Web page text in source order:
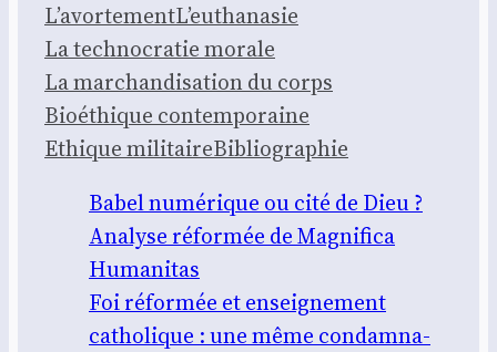
L’avortementL’euthanasie
La tech­no­cra­tie morale
La mar­chan­di­sa­tion du corps
Bioé­thique contem­po­raine
Ethique mili­taireBiblio­gra­phie
Babel numé­rique ou cité de Dieu ?
Ana­lyse réfor­mée de Magni­fi­ca
Huma­ni­tas
Foi réfor­mée et ensei­gne­ment
catho­lique : une même condam­na­